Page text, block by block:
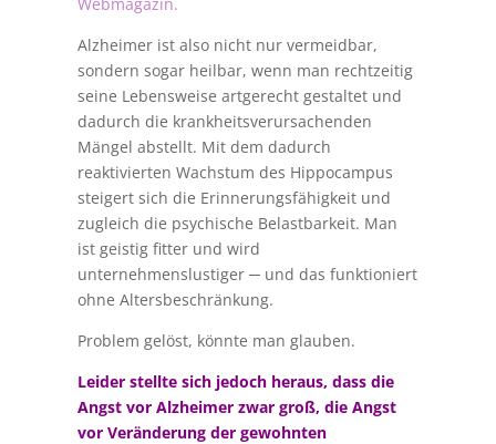
Alzheimer ist also nicht nur vermeidbar,
sondern sogar heilbar, wenn man rechtzeitig
seine Lebensweise artgerecht gestaltet und
dadurch die krankheitsverursachenden
Mängel abstellt. Mit dem dadurch
reaktivierten Wachstum des Hippocampus
steigert sich die Erinnerungsfähigkeit und
zugleich die psychische Belastbarkeit. Man
ist geistig fitter und wird
unternehmenslustiger ─ und das funktioniert
ohne Altersbeschränkung.
Problem gelöst, könnte man glauben.
Leider stellte sich jedoch heraus, dass die
Angst vor Alzheimer zwar groß, die Angst
vor Veränderung der gewohnten